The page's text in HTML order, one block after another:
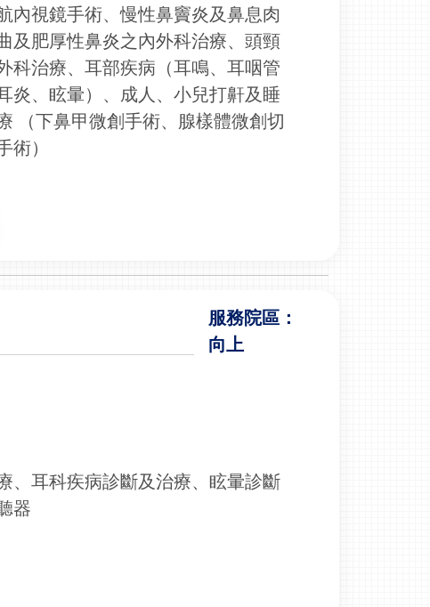
內視鏡手術、慢性鼻竇炎及鼻息肉
及肥厚性鼻炎之內外科治療、頭頸
科治療、耳部疾病（耳鳴、耳咽管
炎、眩暈）、成人、小兒打鼾及睡
（下鼻甲微創手術、腺樣體微創切
）
服務院區：
向上
、耳科疾病診斷及治療、眩暈診斷
器